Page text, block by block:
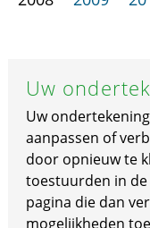
Uw
Uw
aanpassen of
door opnieuw te
toestuurden in de
pagina die dan
mogelijkheden